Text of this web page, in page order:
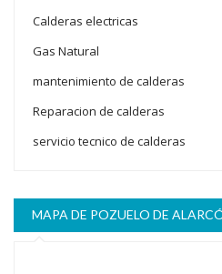
Calderas electricas
Gas Natural
mantenimiento de calderas
Reparacion de calderas
servicio tecnico de calderas
MAPA DE POZUELO DE